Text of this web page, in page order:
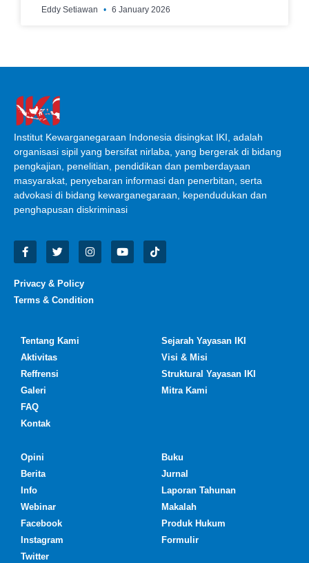
Eddy Setiawan 6 January 2026
Institut Kewarganegaraan Indonesia disingkat IKI, adalah
organisasi sipil yang bersifat nirlaba, yang bergerak di bidang
pengkajian, penelitian, pendidikan dan pemberdayaan
masyarakat, penyebaran informasi dan penerbitan, serta
advokasi di bidang kewarganegaraan, kependudukan dan
penghapusan diskriminasi
Privacy & Policy
Terms & Condition
Tentang Kami
Aktivitas
Reffrensi
Galeri
FAQ
Kontak
Sejarah Yayasan IKI
Visi & Misi
Struktural Yayasan IKI
Mitra Kami
Opini
Berita
Info
Webinar
Facebook
Instagram
Twitter
Buku
Jurnal
Laporan Tahunan
Makalah
Produk Hukum
Formulir